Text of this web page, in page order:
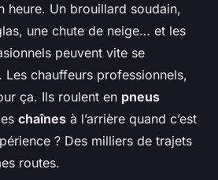
heure. Un brouillard soudain,
une chute de neige… et les
peuvent vite se
Les chauffeurs professionnels,
ça. Ils roulent en pneus
chaînes à l’arrière quand c’est
? Des milliers de trajets
routes.